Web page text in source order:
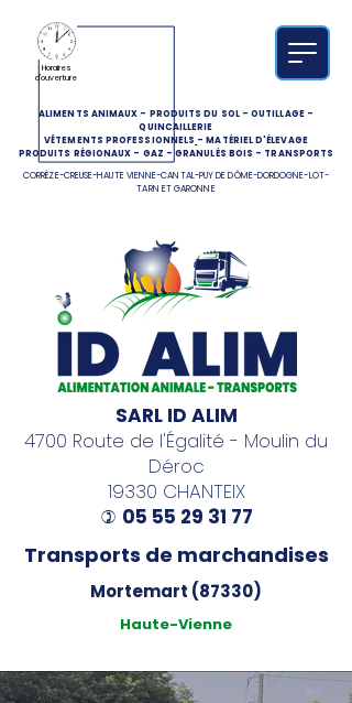
ALIMENTS ANIMAUX - PRODUITS DU SOL-OUTILLAGE-
QUINCAILLERIE
VÊTEMENTS PROFESSIONNELS -MATÉRIEL D'ÉLEVAGE
PRODUITS RÉGIONAUX - GAZ -GRANULÉS BOIS - TRANSPORTS
CORRÈZE-CREUSE-HAUTE VIENNE-CANTAL-PUY DE DÔME-DORDOGNE-LOT-
TARN ET GARONNE
Horaires
d'ouverture
SARL ID ALIM
4700 Route de l'Égalité - Moulin du
Déroc
19330 CHANTEIX
) 05 55 29 31 77
Transports de marchandises
Mortemart (87330)
Haute-Vienne